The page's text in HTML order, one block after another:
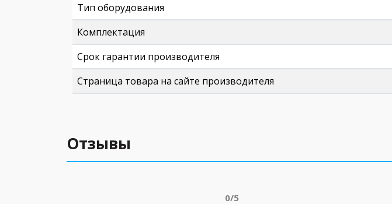
Тип оборудования
Комплектация
Срок гарантии производителя
Страница товара на сайте производителя
Отзывы
0/5